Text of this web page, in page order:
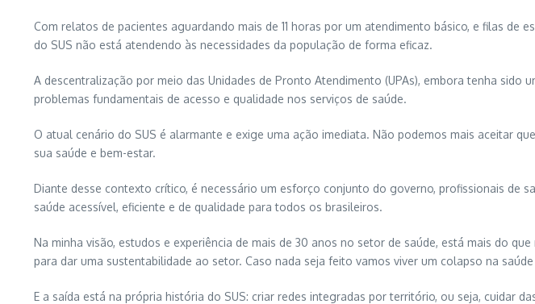
Com relatos de pacientes aguardando mais de 11 horas por um atendimento básico, e filas
do SUS não está atendendo às necessidades da população de forma eficaz.
A descentralização por meio das Unidades de Pronto Atendimento (UPAs), embora tenha
problemas fundamentais de acesso e qualidade nos serviços de saúde.
O atual cenário do SUS é alarmante e exige uma ação imediata. Não podemos mais aceitar
sua saúde e bem-estar.
Diante desse contexto crítico, é necessário um esforço conjunto do governo, profissionais de
saúde acessível, eficiente e de qualidade para todos os brasileiros.
Na minha visão, estudos e experiência de mais de 30 anos no setor de saúde, está mais do
para dar uma sustentabilidade ao setor. Caso nada seja feito vamos viver um colapso na
E a saída está na própria história do SUS: criar redes integradas por território, ou seja, cuidar